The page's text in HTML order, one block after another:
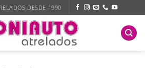
DESDE 1990